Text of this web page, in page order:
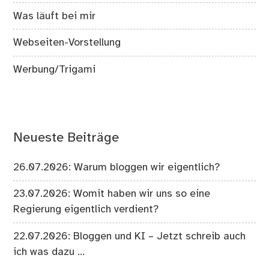
Was läuft bei mir
Webseiten-Vorstellung
Werbung/Trigami
Neueste Beiträge
26.07.2026: Warum bloggen wir eigentlich?
23.07.2026: Womit haben wir uns so eine
Regierung eigentlich verdient?
22.07.2026: Bloggen und KI – Jetzt schreib auch
ich was dazu …